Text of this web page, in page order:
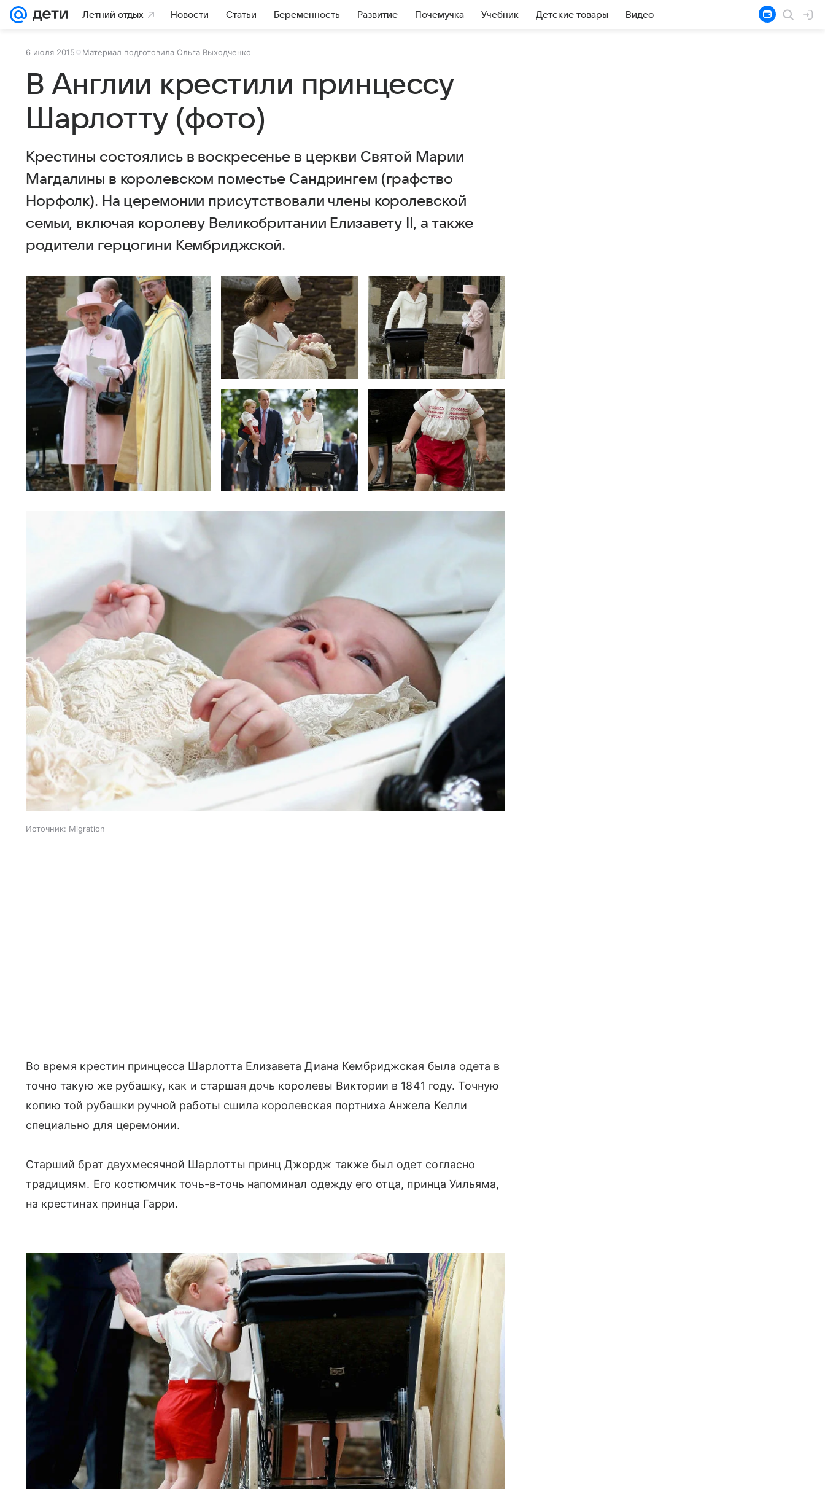
Летний отдых Новости Статьи Беременность Развитие Почемучка Учебник Детские товары Видео
6 июля 2015 Материал подготовила Ольга Выходченко
В Англии крестили принцессу
Шарлотту (фото)
Крестины состоялись в воскресенье в церкви Святой Марии
Магдалины в королевском поместье Сандрингем (графство
Норфолк). На церемонии присутствовали члены королевской
семьи, включая королеву Великобритании Елизавету II, а также
родители герцогини Кембриджской.
Источник: Migration
Во время крестин принцесса Шарлотта Елизавета Диана Кембриджская была одета в
точно такую же рубашку, как и старшая дочь королевы Виктории в 1841 году. Точную
копию той рубашки ручной работы сшила королевская портниха Анжела Келли
специально для церемонии.
Старший брат двухмесячной Шарлотты принц Джордж также был одет согласно
традициям. Его костюмчик точь-в-точь напоминал одежду его отца, принца Уильяма,
на крестинах принца Гарри.